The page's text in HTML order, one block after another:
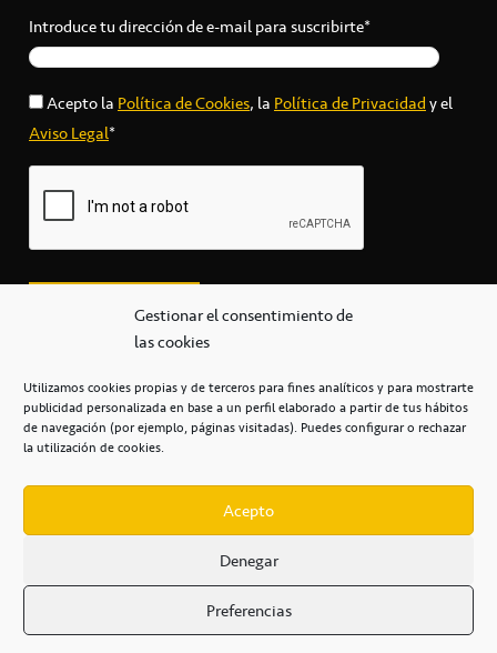
Gestionar el consentimiento de
las cookies
Utilizamos cookies propias y de terceros para fines analíticos y para mostrarte
publicidad personalizada en base a un perfil elaborado a partir de tus hábitos
de navegación (por ejemplo, páginas visitadas). Puedes configurar o rechazar
la utilización de cookies.
Acepto
Denegar
Preferencias
Introduce tu dirección de e-mail para suscribirte*
Acepto laPolítica de Cookies, laPolítica de Privacidady el
Aviso Legal*
secretaria@cbcanarias.es
+34 922 253 684
Casa del Deporte / 38108 – La Laguna
POLÍTICA DE PRIVACIDAD / POLÍTICA DE COOKIES /
AVISO LEGAL / CONDICIONES